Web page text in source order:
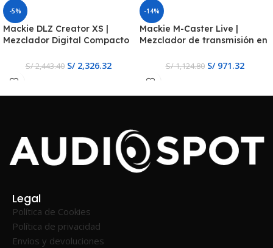
-5%
Mackie DLZ Creator XS |
Mezclador Digital Compacto
S/2,443.40 S/2,326.32
-14%
Mackie M-Caster Live |
Mezclador de transmisión en
S/1,124.80 S/971.32
Legal
Política de Cookies
Política de privacidad
Envios y devoluciones